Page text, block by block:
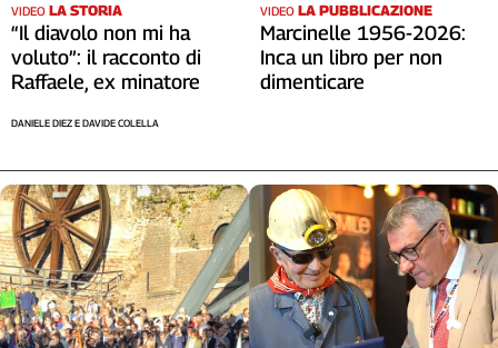
VIDEO LA STORIA
“Il diavolo non mi ha
voluto”: il racconto di
Raffaele, ex minatore
DANIELE DIEZ E DAVIDE COLELLA
VIDEO LA PUBBLICAZIONE
Marcinelle 1956-2026:
Inca un libro per non
dimenticare